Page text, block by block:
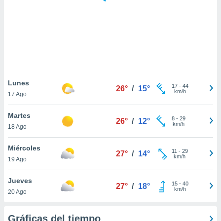
similares
como
sitio
de
traten tus
en
interés
su
Lunes
17 Ago
26° / 15° 17- 44
km/h
Martes
18 Ago
26° / 12° 8- 29
km/h
Miércoles
19 Ago
27° / 14° 11 - 29
km/h
Jueves
20 Ago
27° / 18° 15- 40
km/h
Gráficas del tiempo